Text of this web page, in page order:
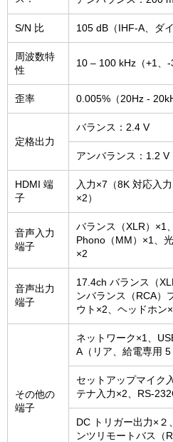
S/N 比 105 dB（IHF-A、ダ
周波数特
性
10 – 100 kHz（+1、-
歪率 0.005%（20Hz -
定格出力
バランス：2.4 V
アンバランス：1.2 V
HDMI 端
子
入力×7（8K 対応入
×2）
音声入力
端子
バランス（XLR）×1
Phono（MM）×1、
×2
音声出力
端子
17.4ch バランス（
ンバランス（RCA）
ウト×2、ヘッドホン
その他の
端子
ネットワーク×1、
A（リア、給電専用 5
セットアップマイク
テナ入力×2、RS-
DC トリガー出力×２
ンツリモートバス（